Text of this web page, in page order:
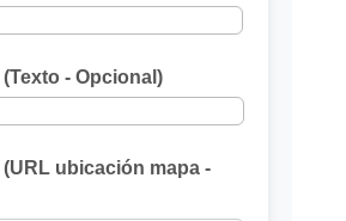
- Opcional)
ubicación mapa -